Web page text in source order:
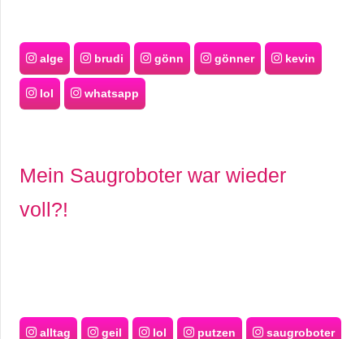
alge brudi gönn gönner kevin
lol whatsapp
Mein Saugroboter war wieder
voll?!
alltag geil lol putzen saugroboter